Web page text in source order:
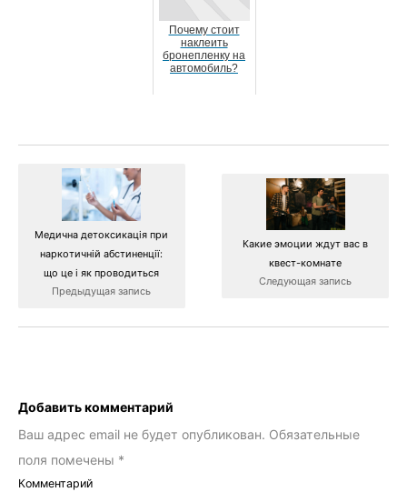
Почему стоит
наклеить
бронепленку на
автомобиль?
Медична детоксикація при
наркотичній абстиненції:
що це і як проводиться
Предыдущая запись
Какие эмоции ждут вас в
квест-комнате
Следующая запись
Добавить комментарий
Ваш адрес email не будет опубликован. Обязательные
поля помечены *
Комментарий